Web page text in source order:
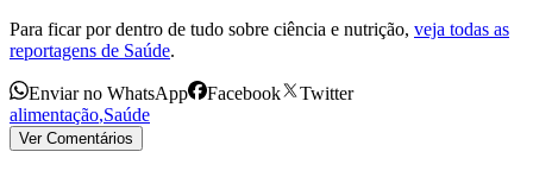
Para ficar por dentro de tudo sobre ciência e nutrição, veja todas as
reportagens de Saúde.
Enviar no WhatsApp Facebook
Twitter
alimentação,Saúde
Ver Comentários